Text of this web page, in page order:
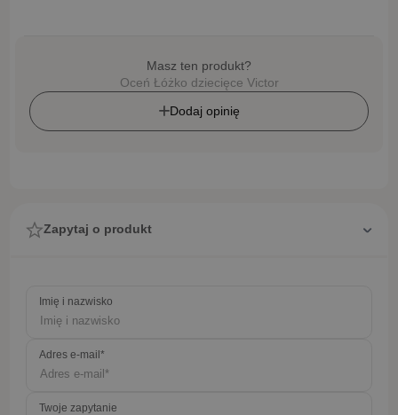
Masz ten produkt?
Oceń Łóżko dziecięce Victor
Dodaj opinię
Zapytaj o produkt
Imię i nazwisko
Adres e-mail*
Twoje zapytanie